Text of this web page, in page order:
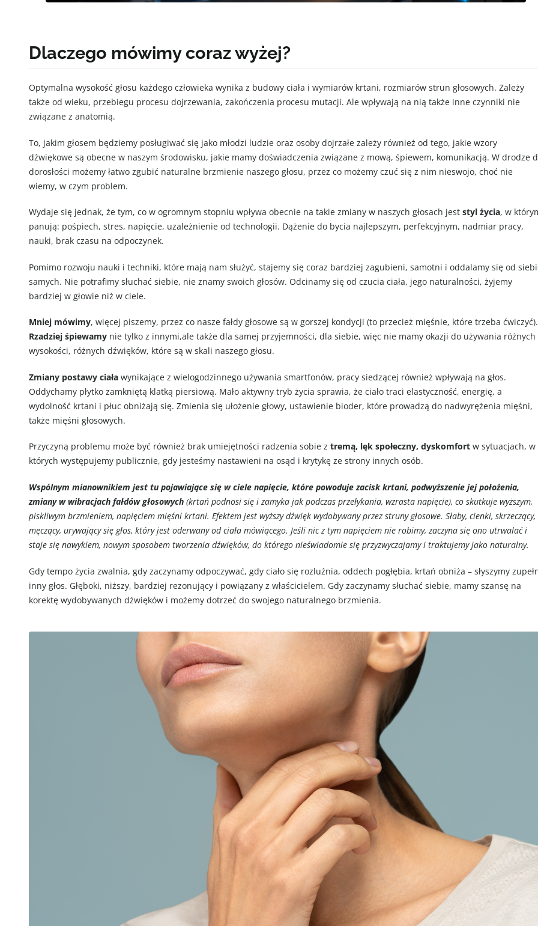
Dlaczego mówimy coraz wyżej?
Optymalna wysokość głosu każdego człowieka wynika z budowy ciała i wymiarów krtani, rozmiarów strun głosowych. Zależy
także od wieku, przebiegu procesu dojrzewania, zakończenia procesu mutacji. Ale wpływają na nią także inne czynniki nie
związane z anatomią.
To, jakim głosem będziemy posługiwać się jako młodzi ludzie oraz osoby dojrzałe zależy również od tego, jakie wzory
dźwiękowe są obecne w naszym środowisku, jakie mamy doświadczenia związane z mową, śpiewem, komunikacją. W drodze
dorosłości możemy łatwo zgubić naturalne brzmienie naszego głosu, przez co możemy czuć się z nim nieswojo, choć nie
wiemy, w czym problem.
Wydaje się jednak, że tym, co w ogromnym stopniu wpływa obecnie na takie zmiany w naszych głosach jest styl życia, w
panują: pośpiech, stres, napięcie, uzależnienie od technologii. Dążenie do bycia najlepszym, perfekcyjnym, nadmiar pracy,
nauki, brak czasu na odpoczynek.
Pomimo rozwoju nauki i techniki, które mają nam służyć, stajemy się coraz bardziej zagubieni, samotni i oddalamy się od
samych. Nie potrafimy słuchać siebie, nie znamy swoich głosów. Odcinamy się od czucia ciała, jego naturalności, żyjemy
bardziej w głowie niż w ciele.
Mniej mówimy, więcej piszemy, przez co nasze fałdy głosowe są w gorszej kondycji (to przecież mięśnie, które trzeba ćwiczyć).
Rzadziej śpiewamy nie tylko z innymi,ale także dla samej przyjemności, dla siebie, więc nie mamy okazji do używania różnych
wysokości, różnych dźwięków, które są w skali naszego głosu.
Zmiany postawy ciała wynikające z wielogodzinnego używania smartfonów, pracy siedzącej również wpływają na głos.
Oddychamy płytko zamkniętą klatką piersiową. Mało aktywny tryb życia sprawia, że ciało traci elastyczność, energię, a
wydolność krtani i płuc obniżają się. Zmienia się ułożenie głowy, ustawienie bioder, które prowadzą do nadwyrężenia mięśni,
także mięśni głosowych.
Przyczyną problemu może być również brak umiejętności radzenia sobie z tremą, lęk społeczny, dyskomfort w sytuacjach, w
których występujemy publicznie, gdy jesteśmy nastawieni na osąd i krytykę ze strony innych osób.
Wspólnym mianownikiem jest tu pojawiające się w ciele napięcie, które powoduje zacisk krtani, podwyższenie jej położenia,
zmiany w wibracjach fałdów głosowych (krtań podnosi się i zamyka jak podczas przełykania, wzrasta napięcie), co skutkuje wyższym,
piskliwym brzmieniem, napięciem mięśni krtani. Efektem jest wyższy dźwięk wydobywany przez struny głosowe. Słaby, cienki, skrzeczący,
męczący, urywający się głos, który jest oderwany od ciała mówiącego. Jeśli nic z tym napięciem nie robimy, zaczyna się ono utrwalać i
staje się nawykiem, nowym sposobem tworzenia dźwięków, do którego nieświadomie się przyzwyczajamy i traktujemy jako naturalny.
Gdy tempo życia zwalnia, gdy zaczynamy odpoczywać, gdy ciało się rozluźnia, oddech pogłębia, krtań obniża – słyszymy
inny głos. Głęboki, niższy, bardziej rezonujący i powiązany z właścicielem. Gdy zaczynamy słuchać siebie, mamy szansę na
korektę wydobywanych dźwięków i możemy dotrzeć do swojego naturalnego brzmienia.